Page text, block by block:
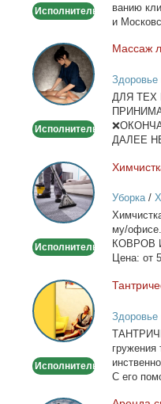
Исполнитель
ва­нию
и
Массаж
лица
и
тела
Исполнитель
Мас­саж
Здоровье
ДЛЯ ТЕХ
ДАЛЕЕ
Химчистка
ковров
на
дому/
Исполнитель
Уборка/
му/
КОВРОВ
Це­на: от
Тантрический
массаж
Исполнитель
Здоровье
гру­же­ния
С его